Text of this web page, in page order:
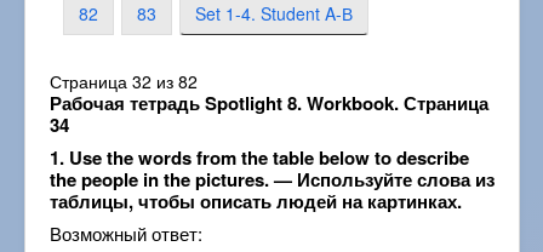
82
83 Set 1-4. Student A-В
Страница 32 из 82
Рабочая тетрадь Spotlight 8. Workbook. Страница
34
1. Use the words from the table below to describe
the people in the pictures. — Используйте слова из
таблицы, чтобы описать людей на картинках.
Возможный ответ: